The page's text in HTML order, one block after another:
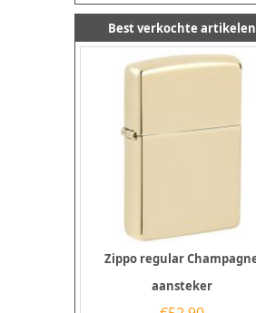
Best verkochte artikelen
Zippo regular
aansteker